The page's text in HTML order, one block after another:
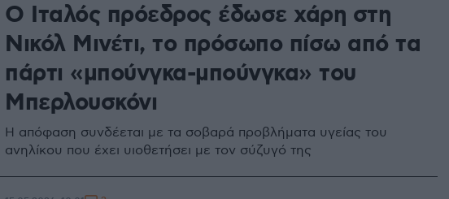
Ο Ιταλός πρόεδρος έδωσε χάρη στη
Νικόλ Μινέτι, το πρόσωπο πίσω από τα
πάρτι «μπούνγκα-μπούνγκα» του
Μπερλουσκόνι
Η απόφαση συνδέεται με τα σοβαρά προβλήματα υγείας του
ανηλίκου που έχει υιοθετήσει με τον σύζυγό της